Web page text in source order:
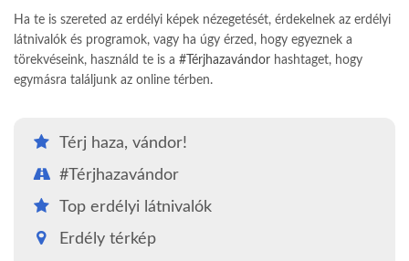
Ha te is szereted az erdélyi képek nézegetését, érdekelnek az erdélyi
látnivalók és programok, vagy ha úgy érzed, hogy egyeznek a
törekvéseink, használd te is a #Térjhazavándor hashtaget, hogy
egymásra találjunk az online térben.
Térj haza, vándor!
#Térjhazavándor
Top erdélyi látnivalók
Erdély térkép